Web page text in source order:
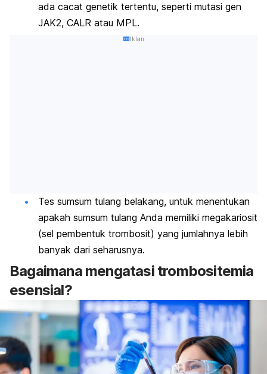
ada cacat genetik tertentu, seperti mutasi gen
JAK2, CALR atau MPL.
Iklan
Tes sumsum tulang belakang, untuk menentukan
apakah sumsum tulang Anda memiliki megakariosit
(sel pembentuk trombosit) yang jumlahnya lebih
banyak dari seharusnya.
Bagaimana mengatasi trombositemia
esensial?